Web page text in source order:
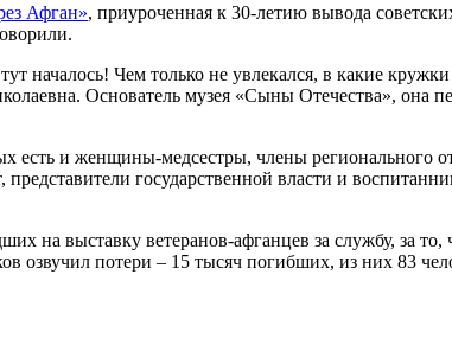
Афган», приуроченная к 30-летию вывода
началось! Чем только не увлекался, в какие
Основатель музея «Сыны Отечества», она
и женщины-медсестры, члены регионального
государственной власти и
на выставку ветеранов-афганцев за службу, за
озвучил потери – 15 тысяч погибших, из них 83